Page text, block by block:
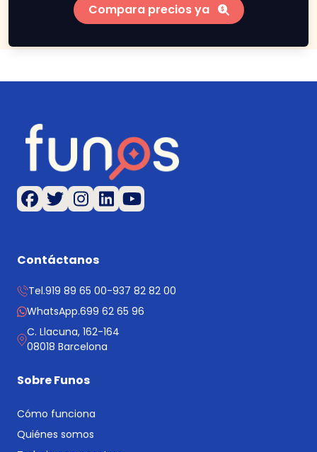
Compara precios ya
Contáctanos
Tel.919 89 65 00-937 82 82 00
WhatsApp.699 62 65 96
C. Llacuna, 162-164
08018 Barcelona
Sobre Funos
Cómo funciona
Quiénes somos